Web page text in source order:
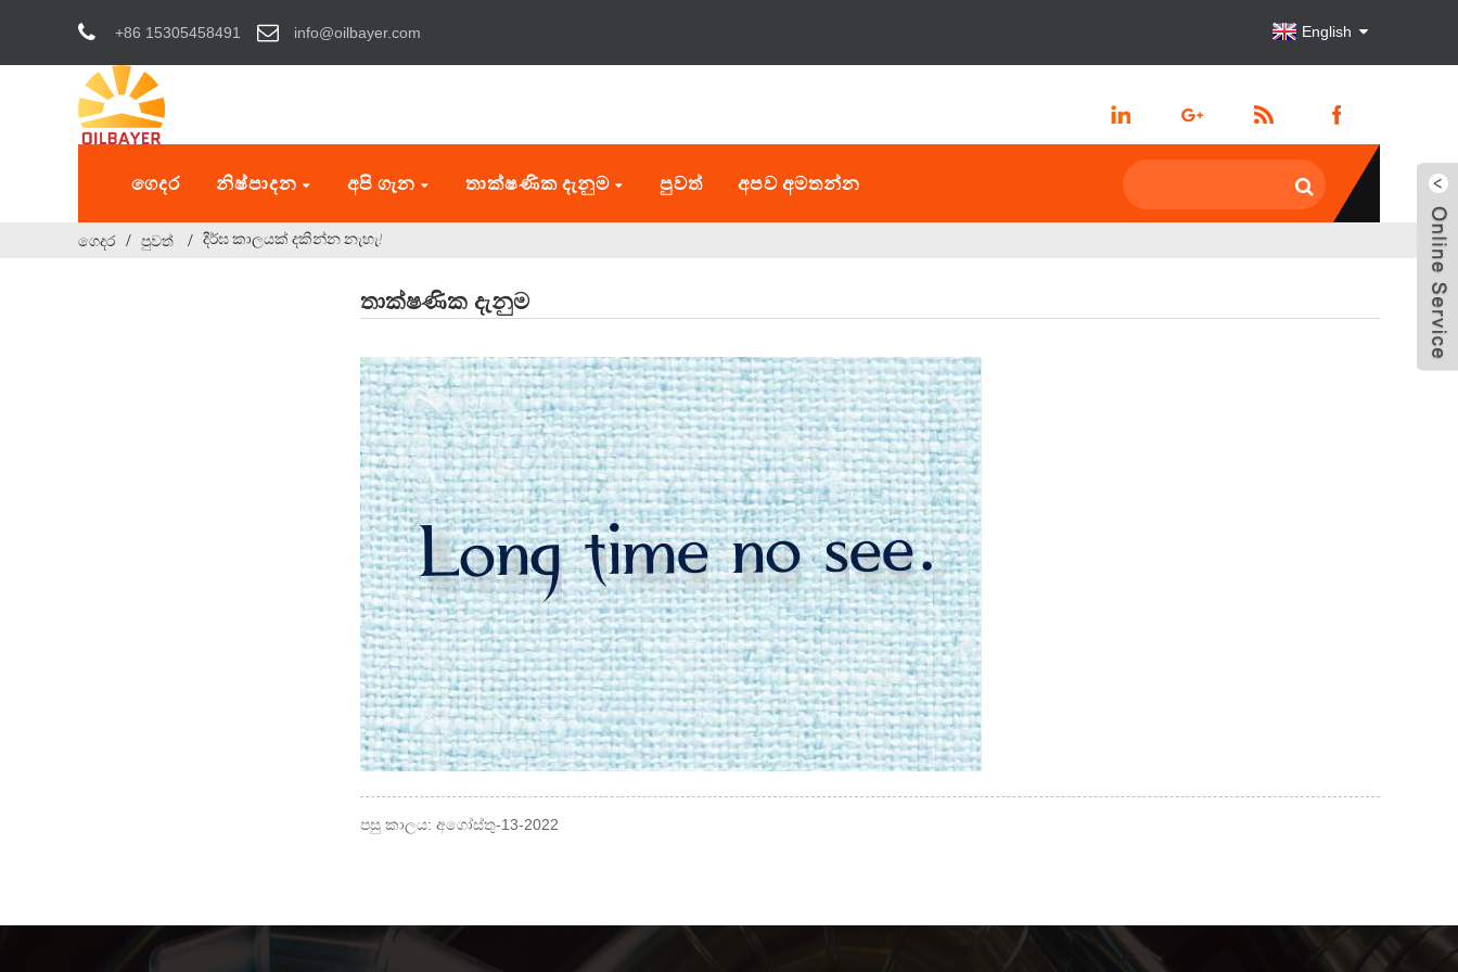
+86 15305458491 info@oilbayer.com English
ගෙදර නිෂ්පාදන අපි ගැන තාක්ෂණික දැනුම පුවත් අපව අමතන්න
ගෙදර පුවත් දීර්ඝ කාලයක් දකින්න නැහැ!
තාක්ෂණික දැනුම
පසු කාලය: අගෝස්තු-13-2022